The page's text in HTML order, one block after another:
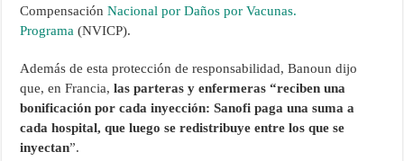
CompensaciónNacional por Daños por Vacunas.
Programa (NVICP).
Además de esta protección de responsabilidad, Banoun dijo
que, en Francia,las parteras y enfermeras “reciben una
bonificación por cada inyección: Sanofi paga una suma a
cada hospital, que luego se redistribuye entre los que se
inyectan”.